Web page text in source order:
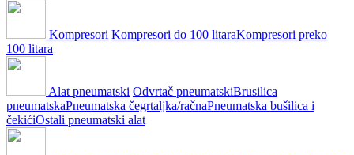
Kompresori Kompresori do 100 litaraKompresori preko
100 litara
Alat pneumatski Odvrtač pneumatskiBrusilica
pneumatskaPneumatska čegrtaljka/račnaPneumatska bušilica i
čekićiOstali pneumatski alat